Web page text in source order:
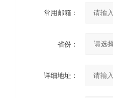
常用邮箱：
省份：
详细地址：